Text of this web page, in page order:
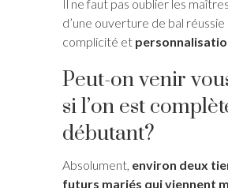
Il ne faut pas oublier les
d’une ouverture de bal réussie
complicité et
Peut-on venir
si l’on est
débutant?
Absolument, environ deux
futurs mariés qui viennent